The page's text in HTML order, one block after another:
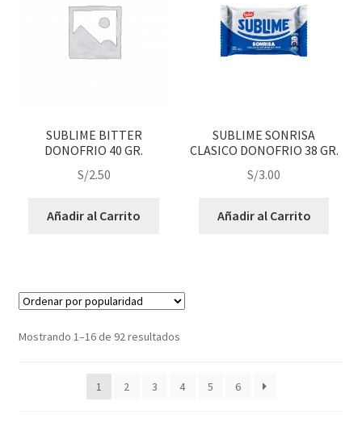
SUBLIME BITTER
DONOFRIO 40 GR.
S/2.50
Añadir al Carrito
SUBLIME SONRISA
CLASICO DONOFRIO 38 GR.
S/3.00
Añadir al Carrito
Mostrando 1–16 de 92 resultados
1 2 3 4 5 6